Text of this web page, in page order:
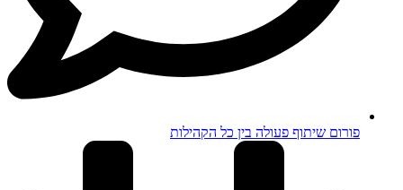
פורום שיתוף פעולה בין כל הקהילות